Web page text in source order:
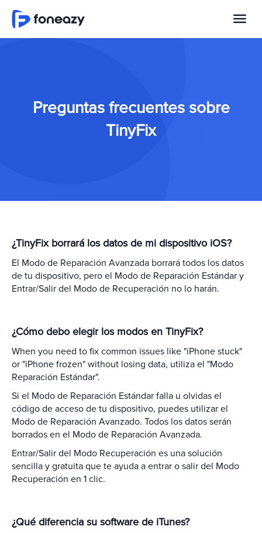
Preguntas frecuentes sobre
TinyFix
¿TinyFix borrará los datos de mi dispositivo iOS?
El Modo de Reparación Avanzada borrará todos los datos
de tu dispositivo, pero el Modo de Reparación Estándar y
Entrar/Salir del Modo de Recuperación no lo harán.
¿Cómo debo elegir los modos en TinyFix?
When you need to fix common issues like "iPhone stuck"
or "iPhone frozen" without losing data, utiliza el "Modo
Reparación Estándar".
Si el Modo de Reparación Estándar falla u olvidas el
código de acceso de tu dispositivo, puedes utilizar el
Modo de Reparación Avanzado. Todos los datos serán
borrados en el Modo de Reparación Avanzada.
Entrar/Salir del Modo Recuperación es una solución
sencilla y gratuita que te ayuda a entrar o salir del Modo
Recuperación en 1 clic.
¿Qué diferencia su software de iTunes?